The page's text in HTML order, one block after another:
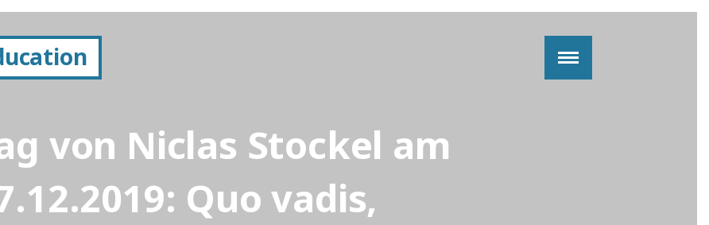
von Niclas Stockel am
Quo vadis,